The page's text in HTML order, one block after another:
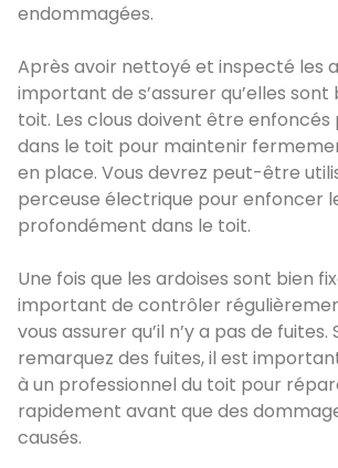
endommagées.
Après avoir nettoyé et inspecté les
important de s’assurer qu’elles sont
toit. Les clous doivent être
dans le toit pour maintenir
en place. Vous devrez peut-être
perceuse électrique pour enfoncer
profondément dans le toit.
Une fois que les ardoises sont bien
important de contrôler
vous assurer qu’il n’y a pas de fuites.
remarquez des fuites, il est
à un professionnel du toit pour
rapidement avant que des
causés.